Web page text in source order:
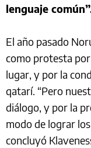
lenguaje
El año pasado
como protesta
lugar, y por la
qatarí. “Pero
diálogo, y por la
modo de lograr
concluyó